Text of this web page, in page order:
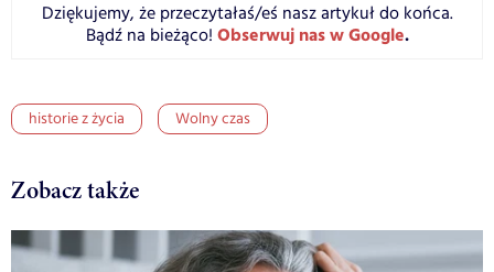
Dziękujemy, że przeczytałaś/eś nasz artykuł do końca.
Bądź na bieżąco! Obserwuj nas w Google.
historie z życia Wolny czas
Zobacz także